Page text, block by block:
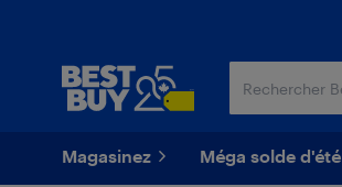
Magasinez Méga solde d'été